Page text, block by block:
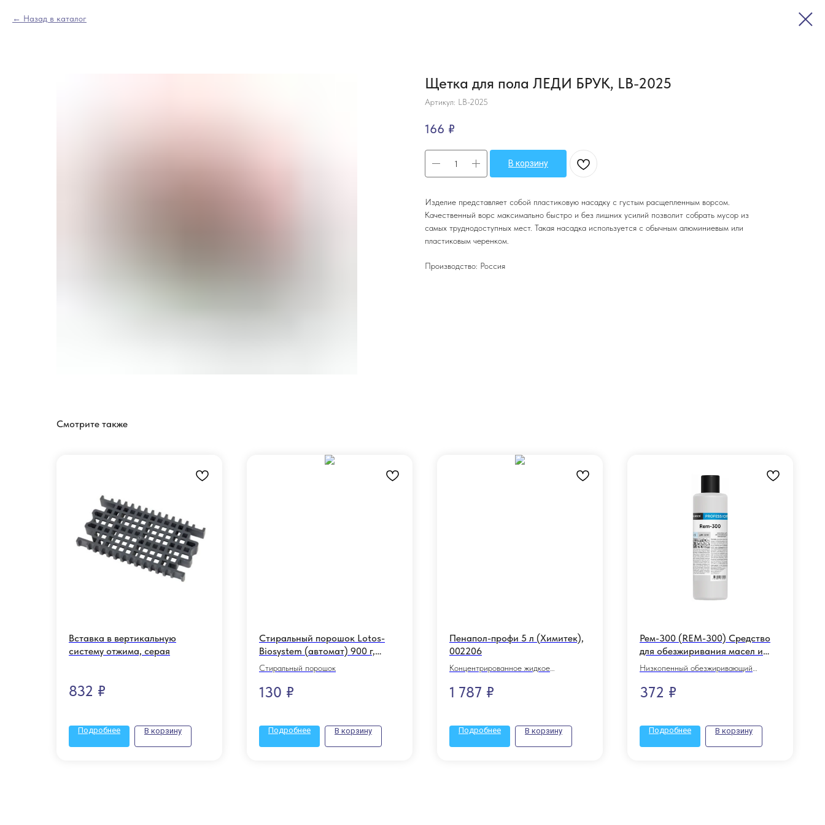
Назад в каталог
Щетка для пола ЛЕДИ БРУК, LB-2025
Артикул: LB-2025
166 ₽
В корзину
Изделие представляет собой пластиковую насадку с густым расщепленным ворсом.
Качественный ворс максимально быстро и без лишних усилий позволит собрать мусор из
самых труднодоступных мест. Такая насадка используется с обычным алюминиевым или
пластиковым черенком.
Производство: Россия
Смотрите также
Вставка в вертикальную
систему отжима, серая
832 ₽
Подробнее В корзину
Стиральный порошок Lotos-
Biosystem (автомат) 900 г,
ЛОТОС-900А
Стиральный порошок
130 ₽
Подробнее В корзину
Пенапол-профи 5 л (Химитек),
002206
Концентрированное жидкое
уборки полов
1 787 ₽
Подробнее В корзину
Рем-300 (REM-300) Средство
для обезжиривания масел и
жиров, грязи, сажи 1л, 069-1
Низкопенный обезжиривающий
372 ₽
Подробнее В корзину